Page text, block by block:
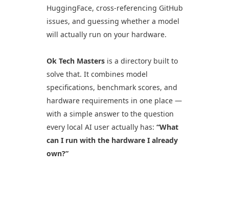
HuggingFace, cross-referencing GitHub
issues, and guessing whether a model
will actually run on your hardware.
Ok Tech Mastersis a directory built to
solve that. It combines model
specifications, benchmark scores, and
hardware requirements in one place —
with a simple answer to the question
every local AI user actually has: “What
can I run with the hardware I already
own?”